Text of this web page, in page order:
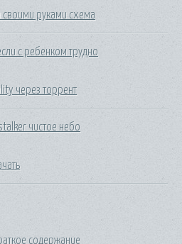
своими руками схема
с ребенком трудно
через торрент
чистое небо
содержание